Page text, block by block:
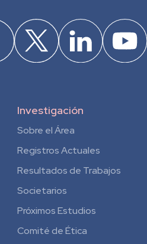
Investigación
Sobre el Área
Registros Actuales
Resultados de Trabajos
Societarios
Próximos Estudios
Comité de Ética